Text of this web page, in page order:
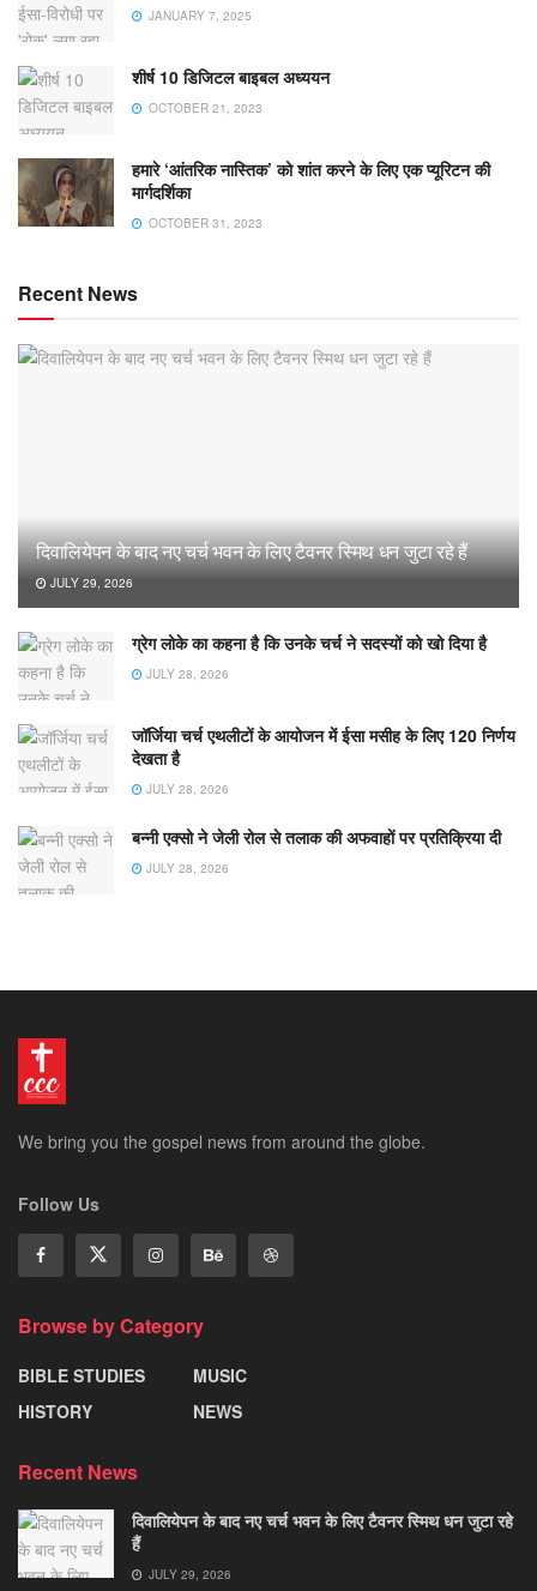
JANUARY 7, 2025
शीर्ष 10 डिजिटल बाइबल अध्ययन
OCTOBER 21, 2023
हमारे ‘आंतरिक नास्तिक’ को शांत करने के लिए एक प्यूरिटन की
मार्गदर्शिका
OCTOBER 31, 2023
Recent News
दिवालियेपन के बाद नए चर्च भवन के लिए टैवनर स्मिथ धन जुटा रहे हैं
JULY 29, 2026
ग्रेग लोके का कहना है कि उनके चर्च ने सदस्यों को खो दिया है
JULY 28, 2026
जॉर्जिया चर्च एथलीटों के आयोजन में ईसा मसीह के लिए 120 निर्णय
देखता है
JULY 28, 2026
बन्नी एक्सो ने जेली रोल से तलाक की अफवाहों पर प्रतिक्रिया दी
JULY 28, 2026
We bring you the gospel news from around the globe.
Follow Us
Browse by Category
BIBLE STUDIES
HISTORY
MUSIC
NEWS
Recent News
दिवालियेपन के बाद नए चर्च भवन के लिए टैवनर स्मिथ धन जुटा रहे
हैं
JULY 29, 2026